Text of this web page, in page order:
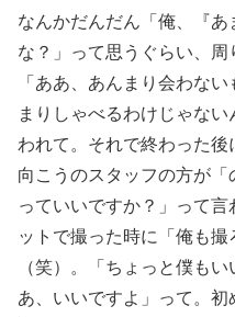
なんかだんだん「俺、『
な？」って思うぐらい、周
「ああ、あんまり会わな
まりしゃべるわけじゃな
われて。それで終わった後
向こうのスタッフの方が
っていいですか？」って
ットで撮った時に「俺も
（笑）。「ちょっと僕も
あ、いいですよ」って。